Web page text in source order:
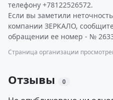
телефону +78122526572.
Если вы заметили
компании ЗЕРКАЛО,
обращении ее номер - №
Страница организации
Отзывы 0